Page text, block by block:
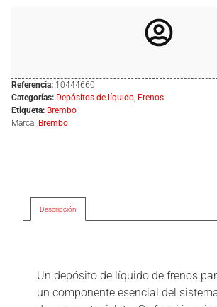
Referencia: 10444660
Categorías: Depósitos de líquido Frenos
Etiqueta: Brembo
Marca: Brembo
Descripción
Un depósito de líquido de frenos
un componente esencial del